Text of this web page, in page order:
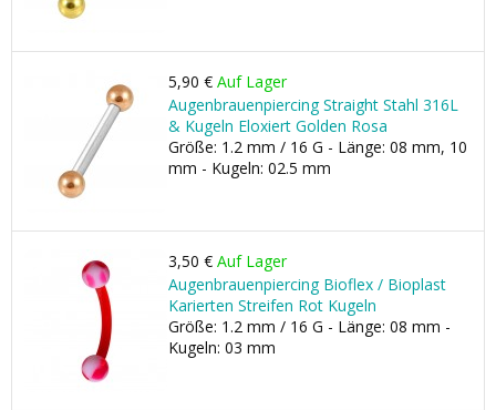
5,90 € Auf Lager
Augenbrauenpiercing Straight Stahl 316L
& Kugeln Eloxiert Golden Rosa
Größe: 1.2 mm / 16 G - Länge: 08 mm, 10
mm - Kugeln: 02.5 mm
3,50 € Auf Lager
Augenbrauenpiercing Bioflex / Bioplast
Karierten Streifen Rot Kugeln
Größe: 1.2 mm / 16 G - Länge: 08 mm -
Kugeln: 03 mm